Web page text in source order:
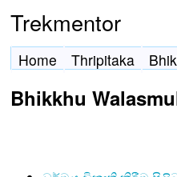
Trekmentor
Home Thripitaka
Bhikkhu